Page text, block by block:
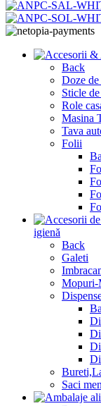
Back
Doze
Sticle
Role
Masina
Tava
Folii
igienă
Back
Galeti
Mopuri-
Saci